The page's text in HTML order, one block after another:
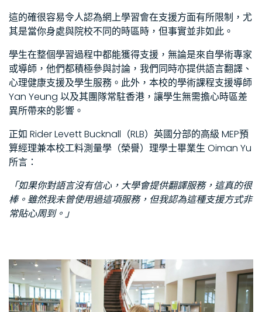
這的確很容易令人認為網上學習會在支援方面有所限制，尤
其是當你身處與院校不同的時區時，但事實並非如此。
學生在整個學習過程中都能獲得支援，無論是來自學術專家
或導師，他們都積極參與討論，我們同時亦提供語言翻譯、
心理健康支援及學生服務。此外，本校的學術課程支援導師
Yan Yeung 以及其團隊常駐香港，讓學生無需擔心時區差
異所帶來的影響。
正如 Rider Levett Bucknall（RLB）英國分部的高級 MEP預
算經理兼本校工料測量學（榮譽）理學士畢業生 Oiman Yu
所言：
「如果你對語言沒有信心，大學會提供翻譯服務，這真的很
棒。雖然我未曾使用過這項服務，但我認為這種支援方式非
常貼心周到。」